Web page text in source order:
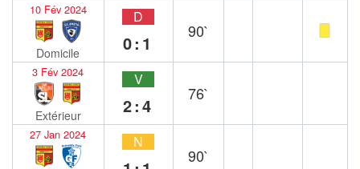
10 Fév 2024
Domicile
D
0:1
90`
3 Fév 2024
Extérieur
V
2:4
76`
27 Jan 2024 N
90`